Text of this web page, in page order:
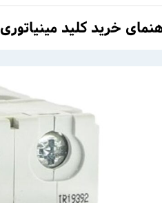
خرید کلید مینیاتوری